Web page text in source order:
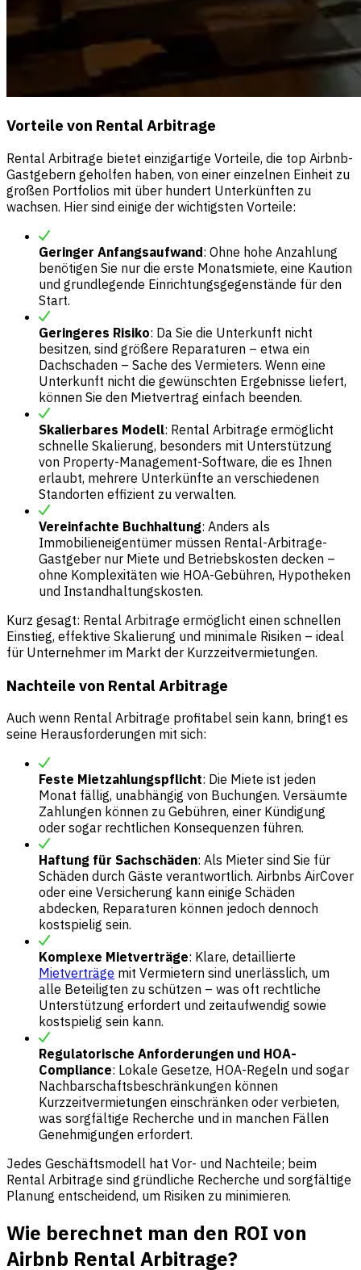
Vorteile von Rental Arbitrage
Rental Arbitrage bietet einzigartige Vorteile, die top Airbnb-
Gastgebern geholfen haben, von einer einzelnen Einheit zu
großen Portfolios mit über hundert Unterkünften zu
wachsen. Hier sind einige der wichtigsten Vorteile:
Geringer Anfangsaufwand: Ohne hohe Anzahlung
benötigen Sie nur die erste Monatsmiete, eine Kaution
und grundlegende Einrichtungsgegenstände für den
Start.
Geringeres Risiko: Da Sie die Unterkunft nicht
besitzen, sind größere Reparaturen – etwa ein
Dachschaden – Sache des Vermieters. Wenn eine
Unterkunft nicht die gewünschten Ergebnisse liefert,
können Sie den Mietvertrag einfach beenden.
Skalierbares Modell: Rental Arbitrage ermöglicht
schnelle Skalierung, besonders mit Unterstützung
von Property-Management-Software, die es Ihnen
erlaubt, mehrere Unterkünfte an verschiedenen
Standorten effizient zu verwalten.
Vereinfachte Buchhaltung: Anders als
Immobilieneigentümer müssen Rental-Arbitrage-
Gastgeber nur Miete und Betriebskosten decken –
ohne Komplexitäten wie HOA-Gebühren, Hypotheken
und Instandhaltungskosten.
Kurz gesagt: Rental Arbitrage ermöglicht einen schnellen
Einstieg, effektive Skalierung und minimale Risiken – ideal
für Unternehmer im Markt der Kurzzeitvermietungen.
Nachteile von Rental Arbitrage
Auch wenn Rental Arbitrage profitabel sein kann, bringt es
seine Herausforderungen mit sich:
Feste Mietzahlungspflicht: Die Miete ist jeden
Monat fällig, unabhängig von Buchungen. Versäumte
Zahlungen können zu Gebühren, einer Kündigung
oder sogar rechtlichen Konsequenzen führen.
Haftung für Sachschäden: Als Mieter sind Sie für
Schäden durch Gäste verantwortlich. Airbnbs AirCover
oder eine Versicherung kann einige Schäden
abdecken, Reparaturen können jedoch dennoch
kostspielig sein.
Komplexe Mietverträge: Klare, detaillierte
Mietverträge mit Vermietern sind unerlässlich, um
alle Beteiligten zu schützen – was oft rechtliche
Unterstützung erfordert und zeitaufwendig sowie
kostspielig sein kann.
Regulatorische Anforderungen und HOA-
Compliance: Lokale Gesetze, HOA-Regeln und sogar
Nachbarschaftsbeschränkungen können
Kurzzeitvermietungen einschränken oder verbieten,
was sorgfältige Recherche und in manchen Fällen
Genehmigungen erfordert.
Jedes Geschäftsmodell hat Vor- und Nachteile; beim
Rental Arbitrage sind gründliche Recherche und sorgfältige
Planung entscheidend, um Risiken zu minimieren.
Wie berechnet man den ROI von
Airbnb Rental Arbitrage?